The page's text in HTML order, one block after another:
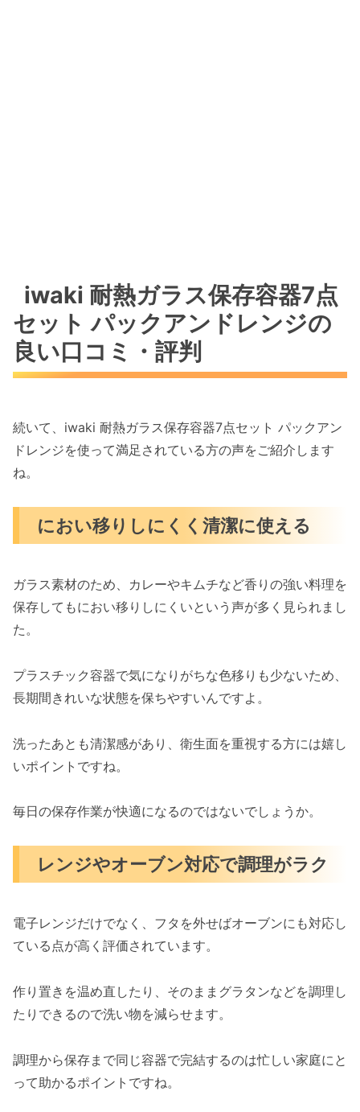
iwaki 耐熱ガラス保存容器7点
セット パックアンドレンジの
良い口コミ・評判
続いて、iwaki 耐熱ガラス保存容器7点セット パックアン
ドレンジを使って満足されている方の声をご紹介します
ね。
におい移りしにくく清潔に使える
ガラス素材のため、カレーやキムチなど香りの強い料理を
保存してもにおい移りしにくいという声が多く見られまし
た。
プラスチック容器で気になりがちな色移りも少ないため、
長期間きれいな状態を保ちやすいんですよ。
洗ったあとも清潔感があり、衛生面を重視する方には嬉し
いポイントですね。
毎日の保存作業が快適になるのではないでしょうか。
レンジやオーブン対応で調理がラク
電子レンジだけでなく、フタを外せばオーブンにも対応し
ている点が高く評価されています。
作り置きを温め直したり、そのままグラタンなどを調理し
たりできるので洗い物を減らせます。
調理から保存まで同じ容器で完結するのは忙しい家庭にと
って助かるポイントですね。